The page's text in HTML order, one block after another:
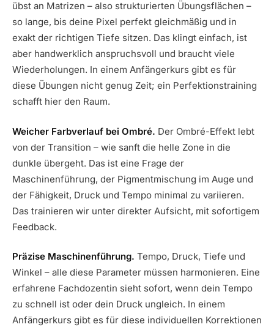
übst an Matrizen – also strukturierten Übungsflächen –
so lange, bis deine Pixel perfekt gleichmäßig und in
exakt der richtigen Tiefe sitzen. Das klingt einfach, ist
aber handwerklich anspruchsvoll und braucht viele
Wiederholungen. In einem Anfängerkurs gibt es für
diese Übungen nicht genug Zeit; ein Perfektionstraining
schafft hier den Raum.
Weicher Farbverlauf bei Ombré. Der Ombré-Effekt lebt
von der Transition – wie sanft die helle Zone in die
dunkle übergeht. Das ist eine Frage der
Maschinenführung, der Pigmentmischung im Auge und
der Fähigkeit, Druck und Tempo minimal zu variieren.
Das trainieren wir unter direkter Aufsicht, mit sofortigem
Feedback.
Präzise Maschinenführung. Tempo, Druck, Tiefe und
Winkel – alle diese Parameter müssen harmonieren. Eine
erfahrene Fachdozentin sieht sofort, wenn dein Tempo
zu schnell ist oder dein Druck ungleich. In einem
Anfängerkurs gibt es für diese individuellen Korrektionen